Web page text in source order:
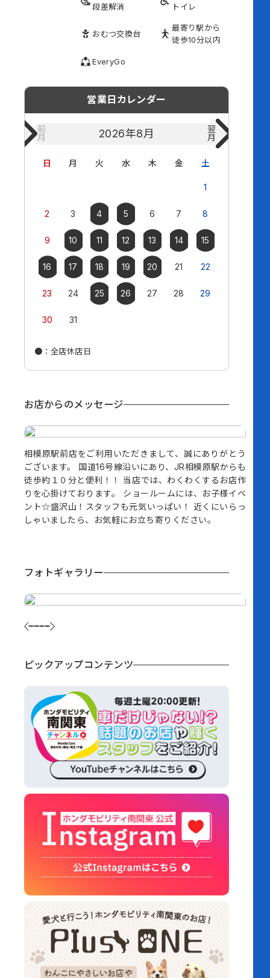
段差解消
トイレ
おむつ交換台
最寄り駅から
徒歩10分以内
EveryGo
営業日カレンダー
前
月
翌
月
2026年8月
日 月 火 水 木 金 土
1
2 3 4 5 6 7 8
9 10 11 12 13 14 15
16 17 18 19 20 21 22
23 24 25 26 27 28 29
30 31
● ：全店休店日
お店からのメッセージ
相模原駅前店をご利用いただきまして、誠にありがとう
ございます。 国道16号線沿いにあり、JR相模原駅からも
徒歩約１０分と便利！！ 当店では、わくわくするお店作
りを心掛けております。 ショールームには、お子様イベ
ント☆盛沢山！スタッフも元気いっぱい！ 近くにいらっ
しゃいましたら、お気軽にお立ち寄りください。
フォトギャラリー
ピックアップコンテンツ